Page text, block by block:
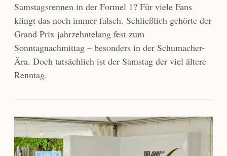
Samstagsrennen in der Formel 1? Für viele Fans
klingt das noch immer falsch. Schließlich gehörte der
Grand Prix jahrzehntelang fest zum
Sonntagnachmittag – besonders in der Schumacher-
Ära. Doch tatsächlich ist der Samstag der viel ältere
Renntag.